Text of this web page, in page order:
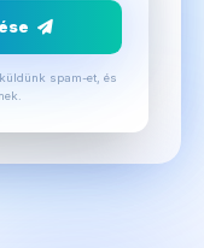
spam-et, és